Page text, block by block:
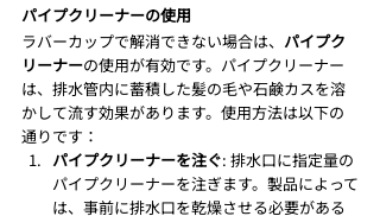
パイプクリーナーの使用
ラバーカップで解消できない場合は、 パイプク
リーナーの使用が有効です。パイプクリーナー
は、排水管内に蓄積した髪の毛や石鹸カスを溶
かして流す効果があります。使用方法は以下の
通りです：
パイプクリーナーを注ぐ: 排水口に指定量の
パイプクリーナーを注ぎます。製品によって
は、事前に排水口を乾燥させる必要がある